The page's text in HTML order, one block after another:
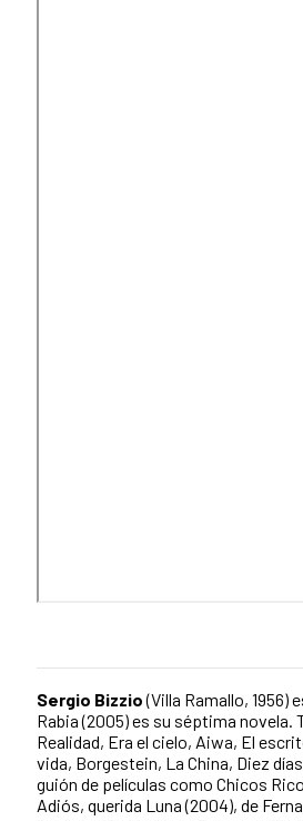
Sergio Bizzio(Villa Ramallo,
Rabia (2005) es su séptima novela.
Realidad, Era el cielo, Aiwa, El
vida, Borgestein, La China, Diez
guión de películas como Chicos
Adiós, querida Luna (2004), de